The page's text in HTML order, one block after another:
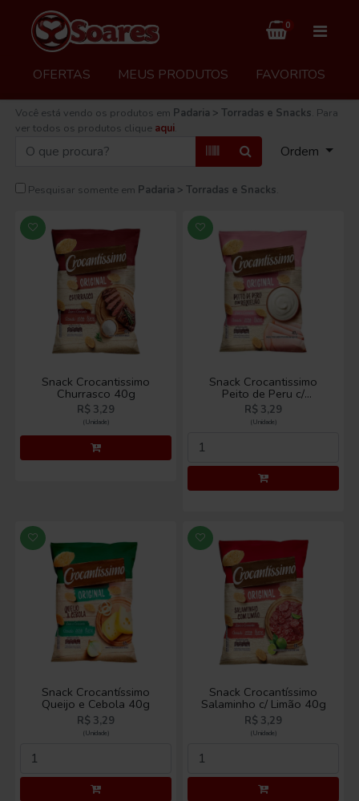
0
OFERTAS MEUS PRODUTOS FAVORITOS
Você está vendo os produtos em Padaria > Torradas e Snacks . Para
ver todos os produtos clique aqui
Ordem
Pesquisar somente em Padaria > Torradas e Snacks
Snack Crocantissimo
Churrasco 40g
R$ 3,29
(Unidade)
Snack Crocantissimo
Peito de Peru c/
Requeijão 40g
R$ 3,29
(Unidade)
Snack Crocantíssimo
Queijo e Cebola 40g
R$ 3,29
(Unidade)
Snack Crocantíssimo
Salaminho c/ Limão 40g
R$ 3,29
(Unidade)